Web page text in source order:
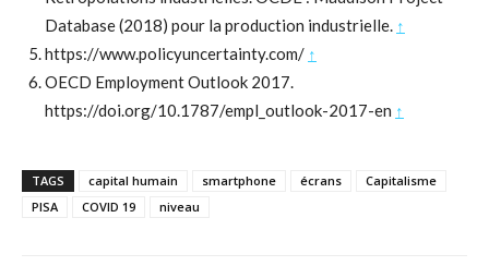
Database (2018) pour la production industrielle. ↑
https://www.policyuncertainty.com/ ↑
OECD Employment Outlook 2017.
https://doi.org/10.1787/empl_outlook-2017-en ↑
TAGS capital humain smartphone écrans
Capitalisme
PISA
COVID 19 niveau